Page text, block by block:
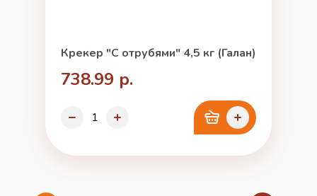
Крекер "С отрубями" 4,5 кг (Галан)
738.99 р.